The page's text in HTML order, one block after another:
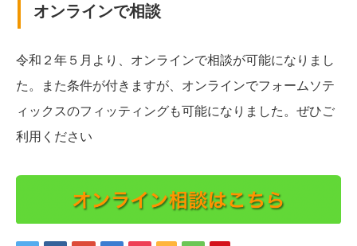
オンラインで相談
令和２年５月より、オンラインで相談が可能になりまし
た。また条件が付きますが、オンラインでフォームソテ
ィックスのフィッティングも可能になりました。ぜひご
利用ください